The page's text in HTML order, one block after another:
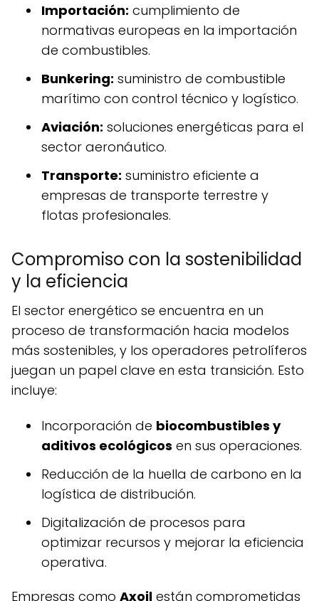
Importación: cumplimiento de
normativas europeas en la importación
de combustibles.
Bunkering: suministro de combustible
marítimo con control técnico y logístico.
Aviación: soluciones energéticas para el
sector aeronáutico.
Transporte: suministro eficiente a
empresas de transporte terrestre y
flotas profesionales.
Compromiso con la sostenibilidad
y la eficiencia
El sector energético se encuentra en un
proceso de transformación hacia modelos
más sostenibles, y los operadores petrolíferos
juegan un papel clave en esta transición. Esto
incluye:
Incorporación de biocombustibles y
aditivos ecológicos en sus operaciones.
Reducción de la huella de carbono en la
logística de distribución.
Digitalización de procesos para
optimizar recursos y mejorar la eficiencia
operativa.
Empresas como Axoil están comprometidas